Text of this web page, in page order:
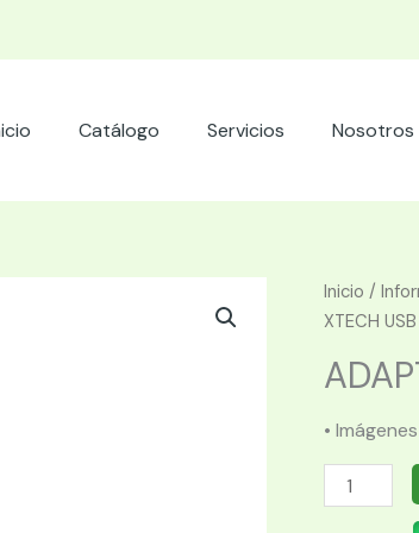
Catálogo Servicios Nosotros
Inicio /
XTECH
•
XTECH